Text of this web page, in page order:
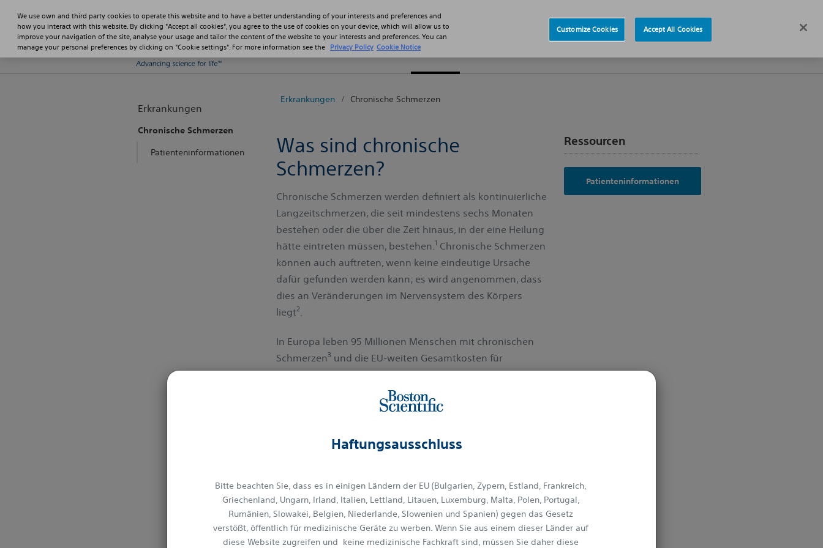
Fachkräfte Patienten
Haftungsausschluss
Bitte beachten Sie, dass es in einigen Ländern der EU (Bulgarien, Zypern, Estland, Frankreich,
Griechenland, Ungarn, Irland, Italien, Lettland, Litauen, Luxemburg, Malta, Polen, Portugal,
Rumänien, Slowakei, Belgien, Niederlande, Slowenien und Spanien) gegen das Gesetz
verstößt, öffentlich für medizinische Geräte zu werben. Wenn Sie aus einem dieser Länder auf
diese Website zugreifen und keine medizinische Fachkraft sind, müssen Sie daher diese
Erkrankungen
Chronische Schmerzen
Patienteninformationen
Erkrankungen Chronische Schmerzen
Was sind chronische
Schmerzen?
Chronische Schmerzen werden definiert als kontinuierliche
Langzeitschmerzen, die seit mindestens sechs Monaten
bestehen oder die über die Zeit hinaus, in der eine Heilung
hätte eintreten müssen, bestehen.1 Chronische Schmerzen
können auch auftreten, wenn keine eindeutige Ursache
dafür gefunden werden kann; es wird angenommen, dass
dies an Veränderungen im Nervensystem des Körpers
liegt2.
In Europa leben 95 Millionen Menschen mit chronischen
Schmerzen3 und die EU-weiten Gesamtkosten für
Gesundheitssysteme werden auf 300 Milliarden Euro
werden: nozizeptisch und neuropathisch.2Jeder leidet
irgendwann unter nozizeptischen Schmerzen, dazu
gehören Vorkommnisse wie Schnitte, eine Verbrennung
oder eine Verletzung. Neuropathische Schmerzen werden
Ressourcen
Patienteninformationen
We use own and third party cookies to operate this website and to have a better understanding of your interests and preferences and
how you interact with this website. By clicking "Accept all cookies", you agree to the use of cookies on your device, which will allow us to
improve your navigation of the site, analyse your usage and tailor the content of the website to your interests and preferences. You can
manage your personal preferences by clicking on "Cookie settings". For more information see the Privacy Policy Cookie Notice
Customize Cookies Accept All Cookies